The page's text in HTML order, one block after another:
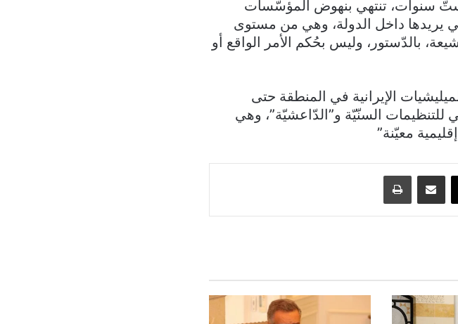
سنوات، تنتهي بنهوض المؤسّسات
يريدها داخل الدولة، وهي من مستوى
بالدّستور، وليس بحُكم الأمر الواقع أو
الإيرانية في المنطقة حتى
للتنظيمات السنّيّة و”الدّاعشيّة”، وهي
معيّنة”
‫X مشاركة عبر البريد طباعة